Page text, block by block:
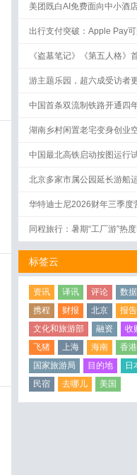
美团既白AI免费面向中小酒
出行支付突破：Apple Pay
《盗墓笔记》《第五人格》
游主题乐园，超六成受访者
中国首条双流制铁路开通四
湖南乡村闲置老宅变身创业
中国最北高铁启动按图运行
北京多家市属公园延长游船
华特迪士尼2026财年三季度
同程旅行：暑期“工厂游”热
标签云
资讯 译讯 评论 数据
携程
财报 北京 报告
文化和旅游部
融资 收
飞猪
上海 海南 香港
国家旅游局
目的地 日
民宿
去哪儿 美国